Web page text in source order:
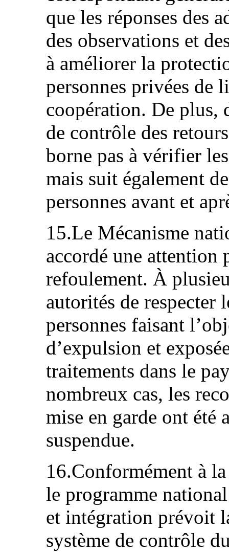
que les réponses des
des observations et
à améliorer la
personnes privées de
coopération. De plus,
de contrôle des
borne pas à vérifier
mais suit également
personnes avant et
15.Le Mécanisme
accordé une attention
refoulement. À
autorités de respecter
personnes faisant
d’expulsion et
traitements dans le
nombreux cas, les
mise en garde ont été
suspendue.
16.Conformément à
le programme
et intégration prévoit
système de contrôle